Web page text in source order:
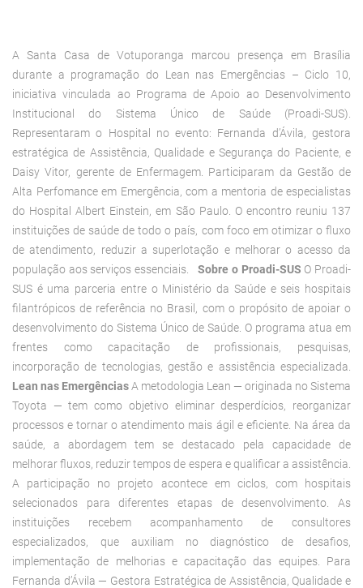
A Santa Casa de Votuporanga marcou presença em Brasília
durante a programação do Lean nas Emergências – Ciclo 10,
iniciativa vinculada ao Programa de Apoio ao Desenvolvimento
Institucional do Sistema Único de Saúde (Proadi-SUS).
Representaram o Hospital no evento: Fernanda d’Ávila, gestora
estratégica de Assistência, Qualidade e Segurança do Paciente, e
Daisy Vitor, gerente de Enfermagem. Participaram da Gestão de
Alta Perfomance em Emergência, com a mentoria de especialistas
do Hospital Albert Einstein, em São Paulo. O encontro reuniu 137
instituições de saúde de todo o país, com foco em otimizar o fluxo
de atendimento, reduzir a superlotação e melhorar o acesso da
população aos serviços essenciais.Sobre o Proadi-SUS O Proadi-
SUS é uma parceria entre o Ministério da Saúde e seis hospitais
filantrópicos de referência no Brasil, com o propósito de apoiar o
desenvolvimento do Sistema Único de Saúde. O programa atua em
frentes como capacitação de profissionais, pesquisas,
incorporação de tecnologias, gestão e assistência especializada.
Lean nas EmergênciasA metodologia Lean — originada no Sistema
Toyota — tem como objetivo eliminar desperdícios, reorganizar
processos e tornar o atendimento mais ágil e eficiente. Na área da
saúde, a abordagem tem se destacado pela capacidade de
melhorar fluxos, reduzir tempos de espera e qualificar a assistência.
A participação no projeto acontece em ciclos, com hospitais
selecionados para diferentes etapas de desenvolvimento. As
instituições recebem acompanhamento de consultores
especializados, que auxiliam no diagnóstico de desafios,
implementação de melhorias e capacitação das equipes. Para
Fernanda d’Ávila — Gestora Estratégica de Assistência, Qualidade e